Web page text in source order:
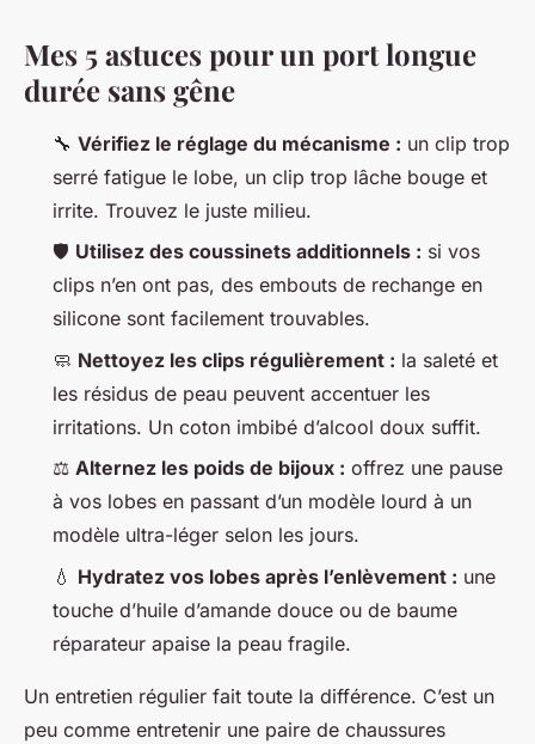
Mes 5 astuces pour un port longue
durée sans gêne
🔧 Vérifiez le réglage du mécanisme : un clip trop
serré fatigue le lobe, un clip trop lâche bouge et
irrite. Trouvez le juste milieu.
🛡️ Utilisez des coussinets additionnels : si vos
clips n’en ont pas, des embouts de rechange en
silicone sont facilement trouvables.
🧼 Nettoyez les clips régulièrement : la saleté et
les résidus de peau peuvent accentuer les
irritations. Un coton imbibé d’alcool doux suffit.
⚖️ Alternez les poids de bijoux : offrez une pause
à vos lobes en passant d’un modèle lourd à un
modèle ultra-léger selon les jours.
💧 Hydratez vos lobes après l’enlèvement : une
touche d’huile d’amande douce ou de baume
réparateur apaise la peau fragile.
Un entretien régulier fait toute la différence. C’est un
peu comme entretenir une paire de chaussures